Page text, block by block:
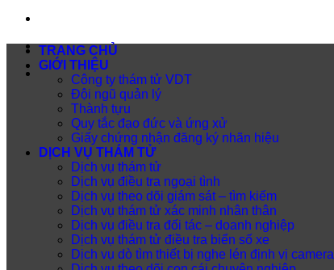
TRANG CHỦ
GIỚI THIỆU
Công ty thám tử VDT
Đội ngũ quản lý
Thành tựu
Quy tắc đạo đức và ứng xử
Giấy chứng nhận đăng ký nhãn hiệu
DỊCH VỤ THÁM TỬ
Dịch vụ thám tử
Dịch vụ điều tra ngoại tình
Dịch vụ theo dõi giám sát – tìm kiếm
Dịch vụ thám tử xác minh nhân thân
Dịch vụ điều tra đối tác – doanh nghiệp
Dịch vụ thám tử điều tra biển số xe
Dịch vụ dò tìm thiết bị nghe lén định vị camera